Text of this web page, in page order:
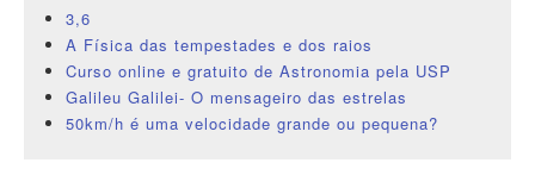
3,6
A Física das tempestades e dos raios
Curso online e gratuito de Astronomia pela USP
Galileu Galilei- O mensageiro das estrelas
50km/h é uma velocidade grande ou pequena?